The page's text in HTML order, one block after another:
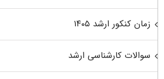
زمان کنکور ارشد ۱۴۰۵
سوالات کارشناسی ارشد